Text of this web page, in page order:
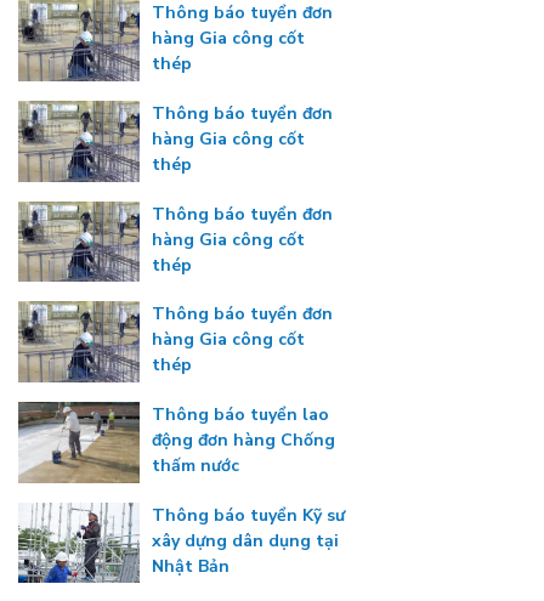
Thông báo tuyển đơn
hàng Gia công cốt
thép
Thông báo tuyển đơn
hàng Gia công cốt
thép
Thông báo tuyển đơn
hàng Gia công cốt
thép
Thông báo tuyển đơn
hàng Gia công cốt
thép
Thông báo tuyển lao
động đơn hàng Chống
thấm nước
Thông báo tuyển Kỹ sư
xây dựng dân dụng tại
Nhật Bản